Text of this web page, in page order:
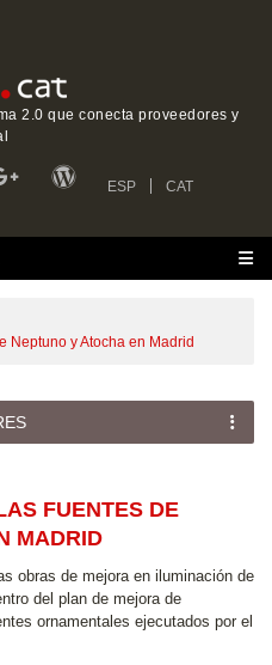
2.0 que conecta proveedores y
ESP CAT
Neptuno y Atocha en Madrid
FUENTES DE
MADRID
obras de mejora en iluminación de
del plan de mejora de
ornamentales ejecutados por el